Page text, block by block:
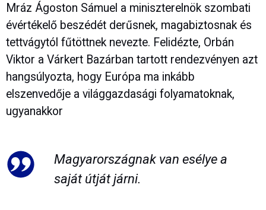
Mráz Ágoston Sámuel a miniszterelnök szombati
évértékelő beszédét derűsnek, magabiztosnak és
tettvágytól fűtöttnek nevezte. Felidézte, Orbán
Viktor a Várkert Bazárban tartott rendezvényen azt
hangsúlyozta, hogy Európa ma inkább
elszenvedője a világgazdasági folyamatoknak,
ugyanakkor
Magyarországnak van esélye a
saját útját járni.